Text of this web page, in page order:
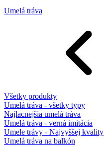
Umelá tráva
Všetky produkty
Umelá tráva - všetky typy
Najlacnejšia umelá tráva
Umelá tráva - verná imitácia
Umele trávy - Najvyššej kvality
Umelá tráva na balkón